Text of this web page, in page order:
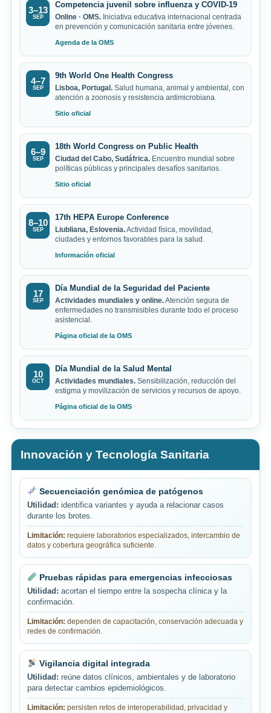
3–13
SEP
Competencia juvenil sobre influenza y COVID-19
Online · OMS. Iniciativa educativa internacional centrada
en prevención y comunicación sanitaria entre jóvenes.
Agenda de la OMS
4–7
SEP
9th World One Health Congress
Lisboa, Portugal. Salud humana, animal y ambiental, con
atención a zoonosis y resistencia antimicrobiana.
Sitio oficial
6–9
SEP
18th World Congress on Public Health
Ciudad del Cabo, Sudáfrica. Encuentro mundial sobre
políticas públicas y principales desafíos sanitarios.
Sitio oficial
8–10
SEP
17th HEPA Europe Conference
Liubliana, Eslovenia.Actividad física, movilidad,
ciudades y entornos favorables para la salud.
Información oficial
17
SEP
Día Mundial de la Seguridad del Paciente
Actividades mundiales y online.Atención segura de
enfermedades no transmisibles durante todo el proceso
asistencial.
Página oficial de la OMS
10
OCT
Día Mundial de la Salud Mental
Actividades mundiales. Sensibilización, reducción del
estigma y movilización de servicios y recursos de apoyo.
Página oficial de la OMS
Innovación y Tecnología Sanitaria
Secuenciación genómica de patógenos
Utilidad: identifica variantes y ayuda a relacionar casos
durante los brotes.
Limitación: requiere laboratorios especializados, intercambio de
datos y cobertura geográfica suficiente.
Pruebas rápidas para emergencias infecciosas
Utilidad: acortan el tiempo entre la sospecha clínica y la
confirmación.
Limitación: dependen de capacitación, conservación adecuada y
redes de confirmación.
Vigilancia digital integrada
Utilidad: reúne datos clínicos, ambientales y de laboratorio
para detectar cambios epidemiológicos.
Limitación: persisten retos de interoperabilidad, privacidad y